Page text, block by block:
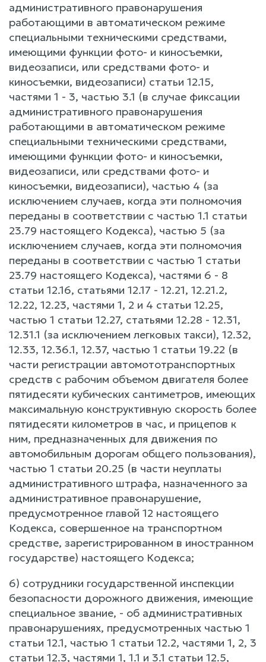
административного правонарушения
работающими в автоматическом режиме
специальными техническими средствами,
имеющими функции фото- и киносъемки,
видеозаписи, или средствами фото- и
киносъемки, видеозаписи) статьи 12.15,
частями 1 - 3, частью 3.1 (в случае фиксации
административного правонарушения
работающими в автоматическом режиме
специальными техническими средствами,
имеющими функции фото- и киносъемки,
видеозаписи, или средствами фото- и
киносъемки, видеозаписи), частью 4 (за
исключением случаев, когда эти полномочия
переданы в соответствии с частью 1.1 статьи
23.79 настоящего Кодекса), частью 5 (за
исключением случаев, когда эти полномочия
переданы в соответствии с частью 1 статьи
23.79 настоящего Кодекса), частями 6 - 8
статьи 12.16, статьями 12.17 - 12.21, 12.21.2,
12.22, 12.23, частями 1, 2 и 4 статьи 12.25,
частью 1 статьи 12.27, статьями 12.28 - 12.31,
12.31.1 (за исключением легковых такси), 12.32,
12.33, 12.36.1, 12.37, частью 1 статьи 19.22 (в
части регистрации автомототранспортных
средств с рабочим объемом двигателя более
пятидесяти кубических сантиметров, имеющих
максимальную конструктивную скорость более
пятидесяти километров в час, и прицепов к
ним, предназначенных для движения по
автомобильным дорогам общего пользования),
частью 1 статьи 20.25 (в части неуплаты
административного штрафа, назначенного за
административное правонарушение,
предусмотренное главой 12 настоящего
Кодекса, совершенное на транспортном
средстве, зарегистрированном в иностранном
государстве) настоящего Кодекса;
6) сотрудники государственной инспекции
безопасности дорожного движения, имеющие
специальное звание, - об административных
правонарушениях, предусмотренных частью 1
статьи 12.1, частью 1 статьи 12.2, частями 1, 2, 3
статьи 12.3, частями 1, 1.1 и 3.1 статьи 12.5,